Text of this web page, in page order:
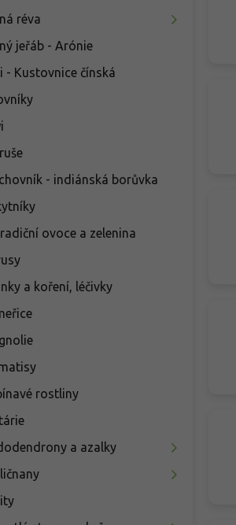
réva
jeřáb - Arónie
- Kustovnice čínská
- indiánská borůvka
ovoce a zelenina
a koření, léčivky
rostliny
a azalky